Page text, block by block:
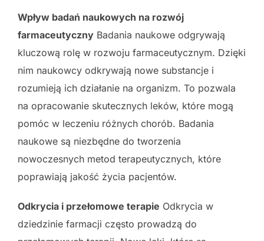
Wpływ badań naukowych na rozwój
farmaceutyczny Badania naukowe odgrywają
kluczową rolę w rozwoju farmaceutycznym. Dzięki
nim naukowcy odkrywają nowe substancje i
rozumieją ich działanie na organizm. To pozwala
na opracowanie skutecznych leków, które mogą
pomóc w leczeniu różnych chorób. Badania
naukowe są niezbędne do tworzenia
nowoczesnych metod terapeutycznych, które
poprawiają jakość życia pacjentów.
Odkrycia i przełomowe terapie Odkrycia w
dziedzinie farmacji często prowadzą do